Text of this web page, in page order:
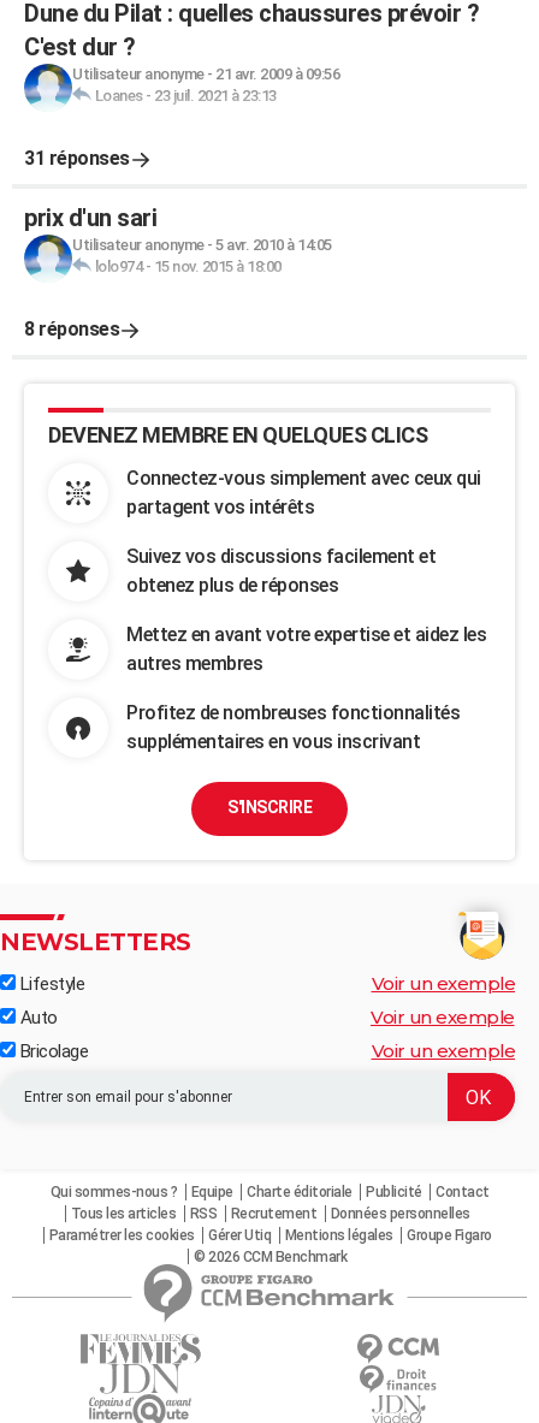
Dune du Pilat : quelles chaussures prévoir ?
C'est dur ?
Utilisateur anonyme- 21 avr. 2009 à 09:56
Loanes- 23 juil. 2021 à 23:13
31 réponses
prix d'un sari
Utilisateur anonyme- 5 avr. 2010 à 14:05
lolo974- 15 nov. 2015 à 18:00
8 réponses
DEVENEZ MEMBRE EN QUELQUES CLICS
Connectez-vous simplement avec ceux qui
partagent vos intérêts
Suivez vos discussions facilement et
obtenez plus de réponses
Mettez en avant votre expertise et aidez les
autres membres
Profitez de nombreuses fonctionnalités
supplémentaires en vous inscrivant
S'INSCRIRE
NEWSLETTERS
Lifestyle Voir un exemple
Auto Voir un exemple
Bricolage Voir un exemple
Qui sommes-nous ? Equipe Charte éditoriale Publicité
Contact
Tous les articles
RSS Recrutement
Données personnelles
Paramétrer les cookies
Gérer Utiq Mentions légales
Groupe Figaro
© 2026 CCM Benchmark